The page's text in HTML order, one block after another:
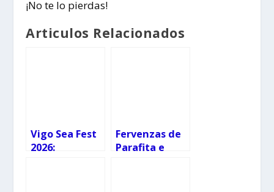
¡No te lo pierdas!
Articulos Relacionados
Vigo Sea Fest
2026:
Fervenzas de
Parafita e